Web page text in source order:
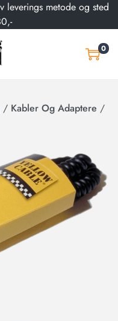
leverings metode og sted
0
/ Kabler Og Adaptere /